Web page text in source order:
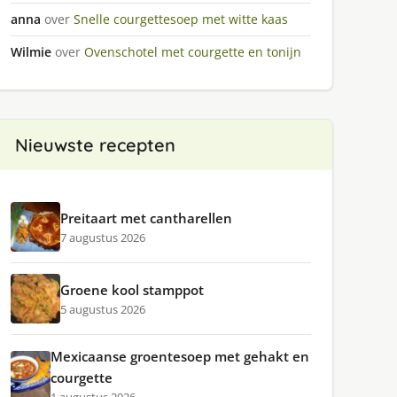
anna over Snelle courgettesoep met witte kaas
Wilmie over Ovenschotel met courgette en tonijn
Nieuwste recepten
Preitaart met cantharellen
7 augustus 2026
Groene kool stamppot
5 augustus 2026
Mexicaanse groentesoep met gehakt en
courgette